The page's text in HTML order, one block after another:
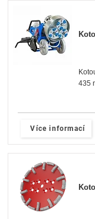
435
Více informací